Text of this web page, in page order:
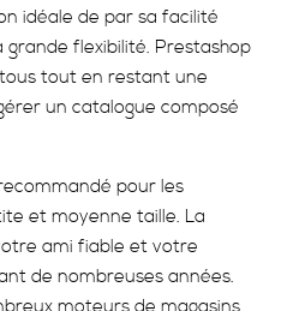
idéale de par sa facilité
grande flexibilité. Prestashop
tout en restant une
un catalogue composé
pour les
et moyenne taille. La
ami fiable et votre
de nombreuses années.